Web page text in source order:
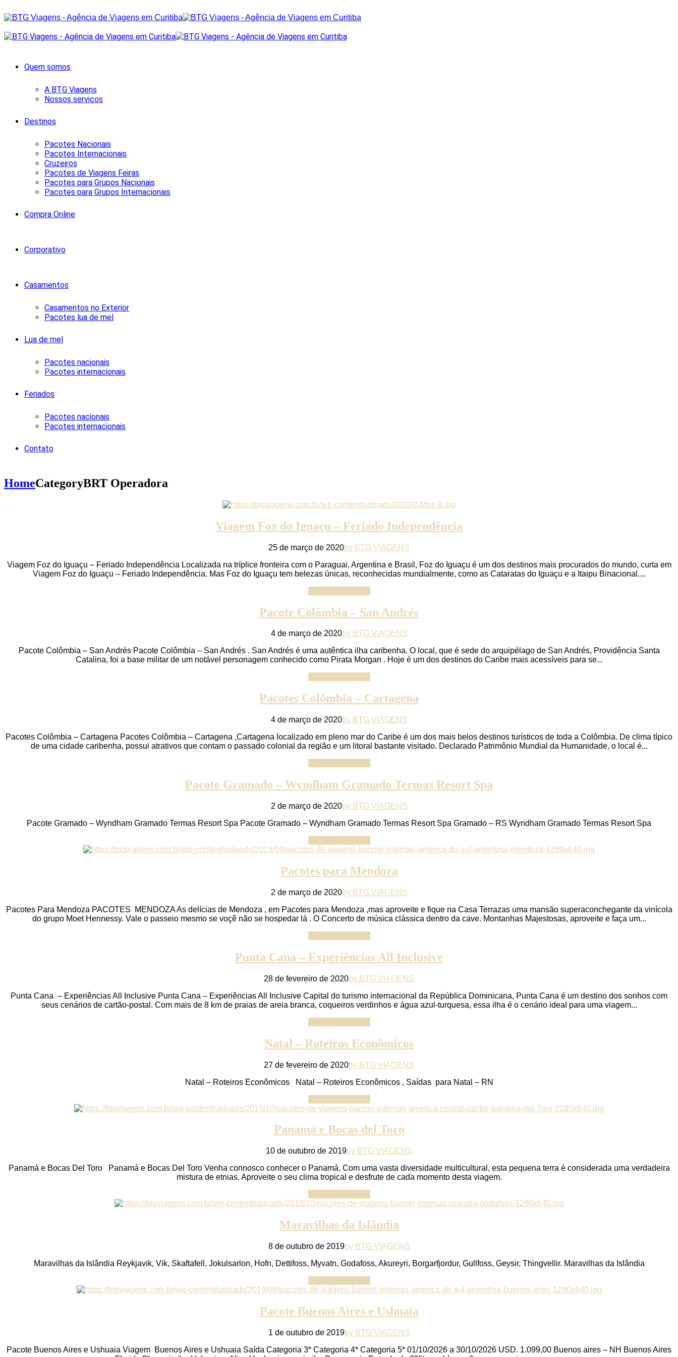
Quem somos
A BTG Viagens
Nossos serviços
Destinos
Pacotes Nacionais
Pacotes Internacionais
Cruzeiros
Pacotes de Viagens Feiras
Pacotes para Grupos Nacionais
Pacotes para Grupos Internacionais
Compra Online
Corporativo
Casamentos
Casamentos no Exterior
Pacotes lua de mel
Lua de mel
Pacotes nacionais
Pacotes internacionais
Feriados
Pacotes nacionais
Pacotes internacionais
Contato
HomeCategoryBRT Operadora
Viagem Foz do Iguaçu – Feriado Independência
25 de março de 2020by BTG VIAGENS
Viagem Foz do Iguaçu – Feriado Independência Localizada na tríplice fronteira com o Paraguai, Argentina e Brasil, Foz do Iguaçu é um dos destinos mais procurados do mundo, curta em
Viagem Foz do Iguaçu – Feriado Independência. Mas Foz do Iguaçu tem belezas únicas, reconhecidas mundialmente, como as Cataratas do Iguaçu e a Itaipu Binacional....
Pacote Colômbia – San Andrés
4 de março de 2020by BTG VIAGENS
Pacote Colômbia – San Andrés Pacote Colômbia – San Andrés . San Andrés é uma autêntica ilha caribenha. O local, que é sede do arquipélago de San Andrés, Providência Santa
Catalina, foi a base militar de um notável personagem conhecido como Pirata Morgan . Hoje é um dos destinos do Caribe mais acessíveis para se...
Pacotes Colômbia – Cartagena
4 de março de 2020by BTG VIAGENS
Pacotes Colômbia – Cartagena Pacotes Colômbia – Cartagena ,Cartagena localizado em pleno mar do Caribe é um dos mais belos destinos turísticos de toda a Colômbia. De clima típico
de uma cidade caribenha, possui atrativos que contam o passado colonial da região e um litoral bastante visitado. Declarado Patrimônio Mundial da Humanidade, o local é...
Pacote Gramado – Wyndham Gramado Termas Resort Spa
2 de março de 2020by BTG VIAGENS
Pacote Gramado – Wyndham Gramado Termas Resort Spa Pacote Gramado – Wyndham Gramado Termas Resort Spa Gramado – RS Wyndham Gramado Termas Resort Spa
Pacotes para Mendoza
2 de março de 2020by BTG VIAGENS
Pacotes Para Mendoza PACOTES MENDOZA As delícias de Mendoza , em Pacotes para Mendoza ,mas aproveite e fique na Casa Terrazas uma mansão superaconchegante da vinícola
do grupo Moet Hennessy. Vale o passeio mesmo se voçê não se hospedar lá . O Concerto de música clássica dentro da cave. Montanhas Majestosas, aproveite e faça um...
Punta Cana – Experiências All Inclusive
28 de fevereiro de 2020by BTG VIAGENS
Punta Cana – Experiências All Inclusive Punta Cana – Experiências All Inclusive Capital do turismo internacional da República Dominicana, Punta Cana é um destino dos sonhos com
seus cenários de cartão-postal. Com mais de 8 km de praias de areia branca, coqueiros verdinhos e água azul-turquesa, essa ilha é o cenário ideal para uma viagem...
Natal – Roteiros Econômicos
27 de fevereiro de 2020by BTG VIAGENS
Natal – Roteiros Econômicos Natal – Roteiros Econômicos , Saídas para Natal – RN
Panamá e Bocas del Toro
10 de outubro de 2019by BTG VIAGENS
Panamá e Bocas Del Toro Panamá e Bocas Del Toro Venha connosco conhecer o Panamá. Com uma vasta diversidade multicultural, esta pequena terra é considerada uma verdadeira
mistura de etnias. Aproveite o seu clima tropical e desfrute de cada momento desta viagem.
Maravilhas da Islândia
8 de outubro de 2019by BTG VIAGENS
Maravilhas da Islândia Reykjavik, Vik, Skaftafell, Jokulsarlon, Hofn, Dettifoss, Myvatn, Godafoss, Akureyri, Borgarfjordur, Gullfoss, Geysir, Thingvellir. Maravilhas da Islândia
Pacote Buenos Aires e Ushuaia
1 de outubro de 2019by BTG VIAGENS
Pacote Buenos Aires e Ushuaia Viagem Buenos Aires e Ushuaia Saída Categoria 3* Categoria 4* Categoria 5* 01/10/2026 a 30/10/2026 USD. 1.099,00 Buenos aires – NH Buenos Aires